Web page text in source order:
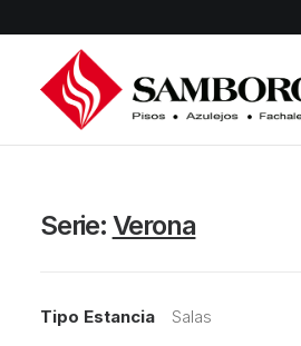
Serie: Verona
Tipo Estancia Salas